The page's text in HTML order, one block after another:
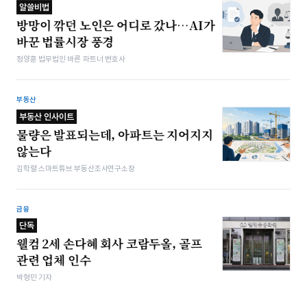
알쓸비법
방망이 깎던 노인은 어디로 갔나…AI가
바꾼 법률시장 풍경
정양훈 법무법인 바른 파트너 변호사
부동산
부동산 인사이트
물량은 발표되는데, 아파트는 지어지지
않는다
김학렬 스마트튜브 부동산조사연구소장
금융
단독
웰컴 2세 손다혜 회사 코람두올, 골프
관련 업체 인수
박형민 기자